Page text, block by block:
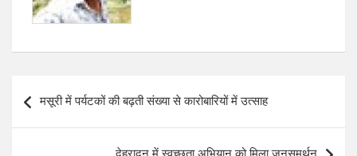
navigation
मसूरी में पर्यटकों की बढ़ती संख्या से कारोबारियों में उत्साह